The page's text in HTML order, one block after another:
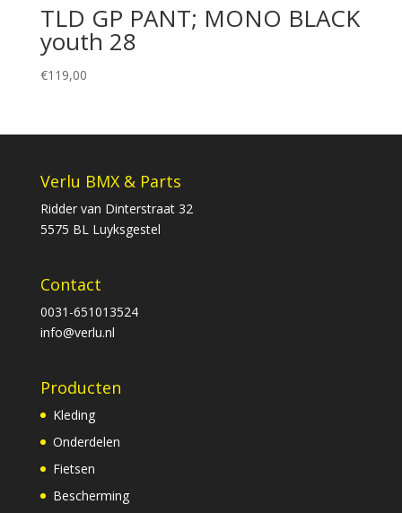
TLD GP PANT; MONO BLACK
youth 28
€119,00
Verlu BMX & Parts
Ridder van Dinterstraat 32
5575 BL Luyksgestel
Contact
0031-651013524
info@verlu.nl
Producten
Kleding
Onderdelen
Fietsen
Bescherming